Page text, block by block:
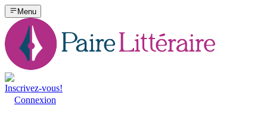
Menu
Inscrivez-vous!
Connexion